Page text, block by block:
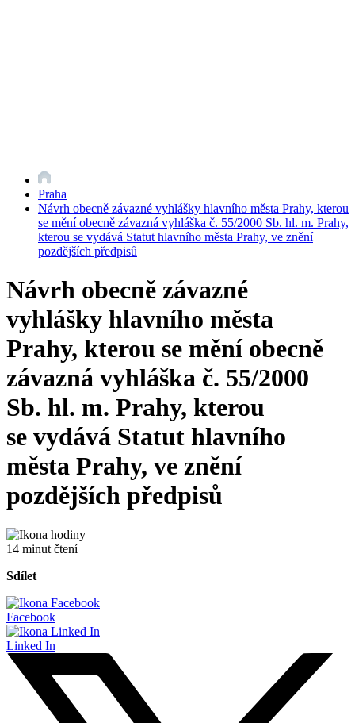
Praha
Návrh obecně závazné vyhlášky hlavního města Prahy, kterou
se mění obecně závazná vyhláška č. 55/2000 Sb. hl. m. Prahy,
kterou se vydává Statut hlavního města Prahy, ve znění
pozdějších předpisů
Návrh obecně závazné
vyhlášky hlavního města
Prahy, kterou se mění obecně
závazná vyhláška č. 55/2000
Sb. hl. m. Prahy, kterou
se vydává Statut hlavního
města Prahy, ve znění
pozdějších předpisů
14 minut čtení
Sdílet
Facebook
Linked In